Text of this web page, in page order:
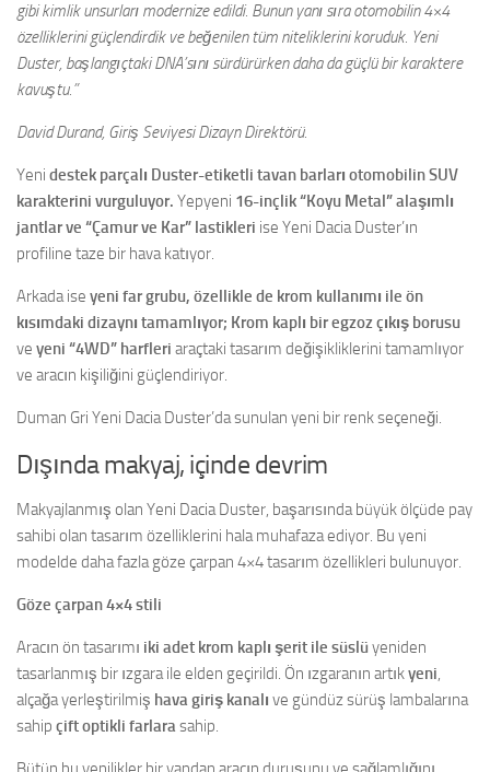
gibi kimlik unsurları modernize edildi. Bunun yanı sıra otomobilin 4×4
özelliklerini güçlendirdik ve beğenilen tüm niteliklerini koruduk. Yeni
Duster, başlangıçtaki DNA’sını sürdürürken daha da güçlü bir karaktere
kavuştu.”
David Durand, Giriş Seviyesi Dizayn Direktörü.
Yeni destek parçalı Duster-etiketli tavan barları otomobilin SUV
karakterini vurguluyor. Yepyeni 16-inçlik “Koyu Metal” alaşımlı
jantlar ve “Çamur ve Kar” lastikleri ise Yeni Dacia Duster’ın
profiline taze bir hava katıyor.
Arkada ise yeni far grubu, özellikle de krom kullanımı ile ön
kısımdaki dizaynı tamamlıyor; Krom kaplı bir egzoz çıkış borusu
ve yeni “4WD” harfleri araçtaki tasarım değişikliklerini tamamlıyor
ve aracın kişiliğini güçlendiriyor.
Duman Gri Yeni Dacia Duster’da sunulan yeni bir renk seçeneği.
Dışında makyaj, içinde devrim
Makyajlanmış olan Yeni Dacia Duster, başarısında büyük ölçüde pay
sahibi olan tasarım özelliklerini hala muhafaza ediyor. Bu yeni
modelde daha fazla göze çarpan 4×4 tasarım özellikleri bulunuyor.
Göze çarpan 4×4 stili
Aracın ön tasarımı iki adet krom kaplı şerit ile süslüyeniden
tasarlanmış bir ızgara ile elden geçirildi. Ön ızgaranın artıkyeni,
alçağa yerleştirilmiş hava giriş kanalı ve gündüz sürüş lambalarına
sahip çift optikli farlarasahip.